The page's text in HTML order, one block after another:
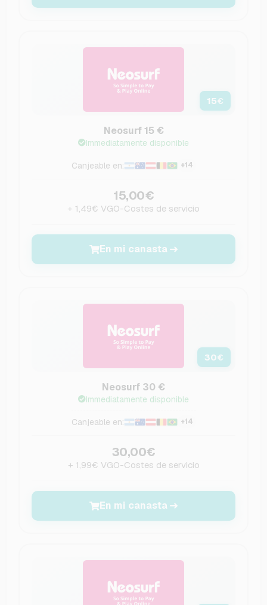
15€
Neosurf 15 €
Immediatamente disponible
Canjeable en: +14
15,00€
+ 1,49€ VGO-Costes de servicio
En mi canasta
30€
Neosurf 30 €
Immediatamente disponible
Canjeable en: +14
30,00€
+ 1,99€ VGO-Costes de servicio
En mi canasta